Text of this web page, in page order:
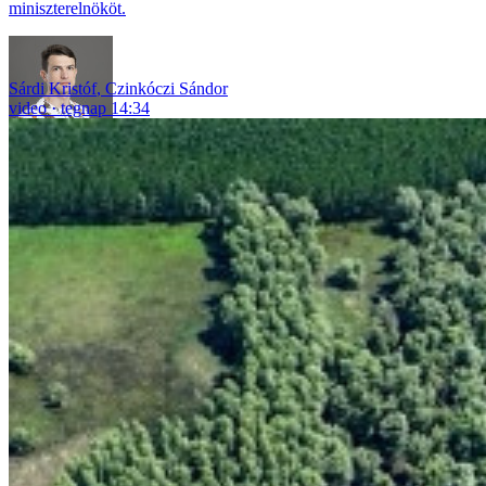
miniszterelnököt.
Sárdi Kristóf, Czinkóczi Sándor
video
tegnap 14:34